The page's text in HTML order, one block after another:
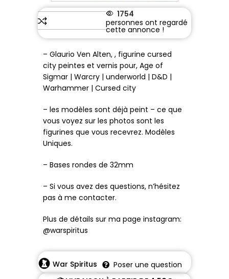
1754
– Glaurio Ven Alten, , figurine cursed
city peintes et vernis pour, Age of
Sigmar | Warcry | underworld | D&D |
Warhammer | Cursed city
– les modèles sont déjà peint – ce que
vous voyez sur les photos sont les
figurines que vous recevrez. Modèles
Uniques.
– Bases rondes de 32mm
– Si vous avez des questions, n’hésitez
pas à me contacter.
Plus de détails sur ma page instagram:
@warspiritus
War Spiritus
Poser une question